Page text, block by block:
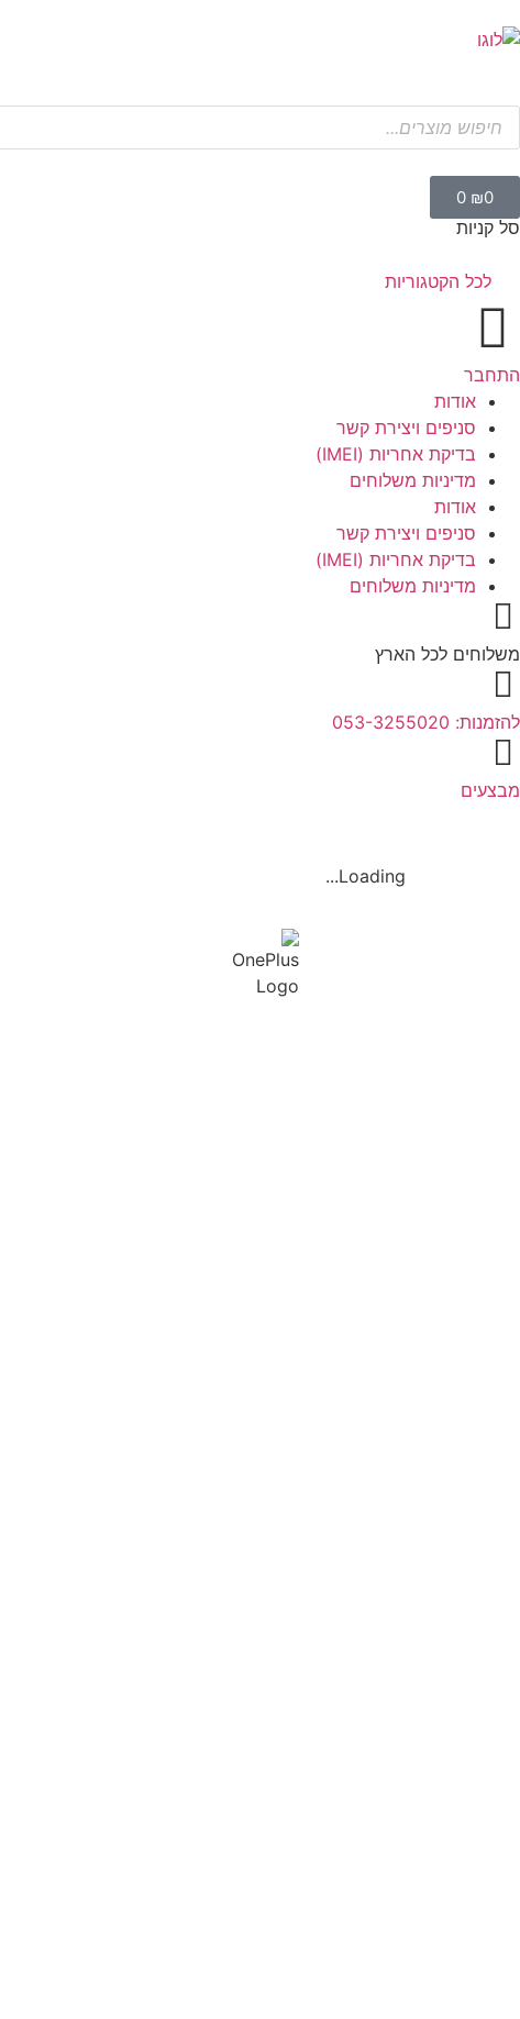
₪0
0
סל קניות
לכל הקטגוריות
התחבר
אודות
סניפים ויצירת קשר
בדיקת אחריות (IMEI)
מדיניות משלוחים
אודות
סניפים ויצירת קשר
בדיקת אחריות (IMEI)
מדיניות משלוחים
משלוחים לכל הארץ
להזמנות: 053-3255020
מבצעים
Loading...